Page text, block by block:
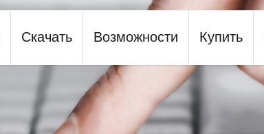
Скачать Возможности Купить